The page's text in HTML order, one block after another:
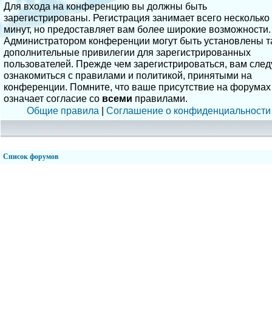
Для входа на конференцию вы должны быть
зарегистрированы. Регистрация занимает всего несколько
минут, но предоставляет вам более широкие возможности.
Администратором конференции могут быть установлены
дополнительные привилегии для зарегистрированных
пользователей. Прежде чем зарегистрироваться, вам
ознакомиться с правилами и политикой, принятыми на
конференции. Помните, что ваше присутствие на форумах
означает согласие со всеми правилами.
Общие правила | Соглашение о конфиденциальности
Список форумов